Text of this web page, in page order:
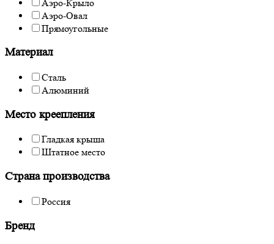
Аэро-Крыло
Аэро-Овал
Прямоугольные
Материал
Сталь
Алюминий
Место креепления
Гладкая крыша
Штатное место
Страна производства
Россия
Бренд